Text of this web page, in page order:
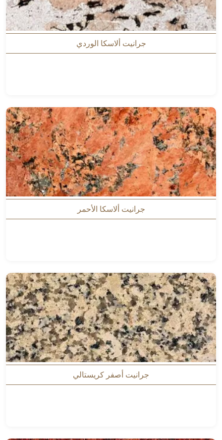
جرانيت ألاسكا الوردي
جرانيت ألاسكا الأحمر
جرانيت أصفر كريستالي